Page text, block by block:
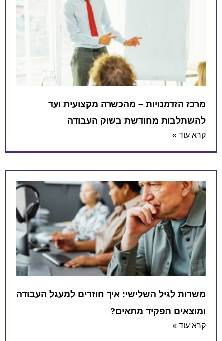
מרכז הזדמנויות – מהכשרה מקצועית ועד
להשתלבות מחודשת בשוק העבודה
קרא עוד »
משרות לגיל השלישי: איך חוזרים למעגל העבודה
ומוצאים תפקיד מתאים?
קרא עוד »